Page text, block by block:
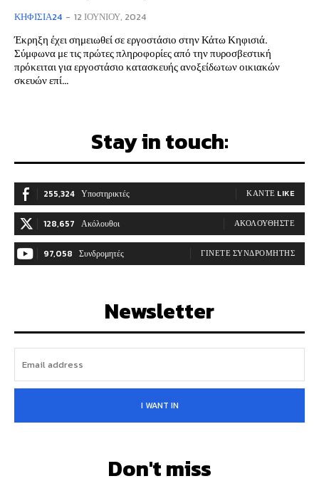
ΚΗΦΙΣΙΆ24 - 12 ΙΟΥΝΊΟΥ, 2024
Έκρηξη έχει σημειωθεί σε εργοστάσιο στην Κάτω Κηφισιά.
Σύμφωνα με τις πρώτες πληροφορίες από την πυροσβεστική
πρόκειται για εργοστάσιο κατασκευής ανοξείδωτων οικιακών
σκευών επί...
Stay in touch:
255,324 Υποστηρικτές ΚΆΝΤΕ LIKE
128,657 Ακόλουθοι ΑΚΟΛΟΥΘΉΣΤΕ
97,058 Συνδρομητές ΓΊΝΕΤΕ ΣΥΝΔΡΟΜΗΤΉΣ
Newsletter
I WANT IN
Don't miss